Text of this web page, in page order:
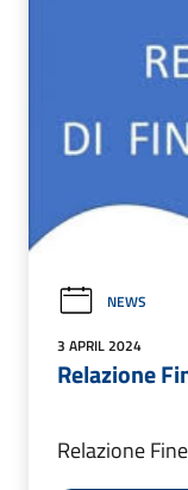
NEWS
3 APRIL 2024
Relazione
Relazione